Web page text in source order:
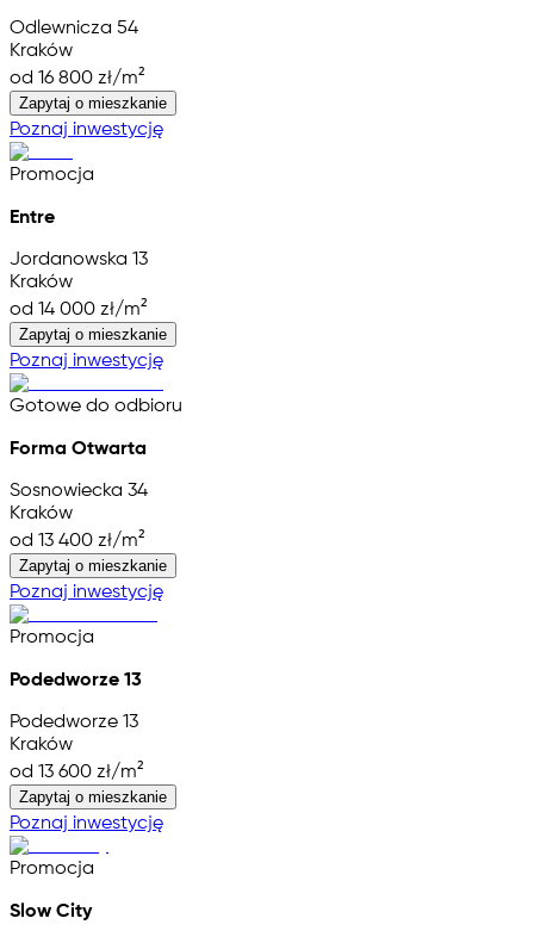
Odlewnicza 54
Kraków
od 16 800 zł/m²
Zapytaj o mieszkanie
Poznaj inwestycję
Promocja
Entre
Jordanowska 13
Kraków
od 14 000 zł/m²
Zapytaj o mieszkanie
Poznaj inwestycję
Gotowe do odbioru
Forma Otwarta
Sosnowiecka 34
Kraków
od 13 400 zł/m²
Zapytaj o mieszkanie
Poznaj inwestycję
Promocja
Podedworze 13
Podedworze 13
Kraków
od 13 600 zł/m²
Zapytaj o mieszkanie
Poznaj inwestycję
Promocja
Slow City